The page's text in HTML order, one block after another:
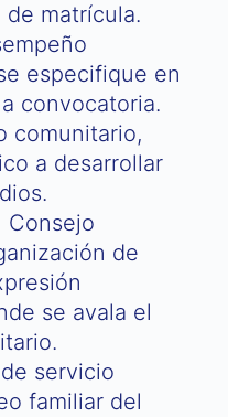
matrícula.
especifique en
convocatoria.
comunitario,
a desarrollar
Consejo
de
se avala el
servicio
familiar del